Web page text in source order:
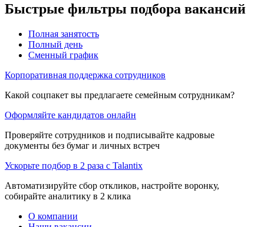
Быстрые фильтры подбора вакансий
Полная занятость
Полный день
Сменный график
Корпоративная поддержка сотрудников
Какой соцпакет вы предлагаете семейным сотрудникам?
Оформляйте кандидатов онлайн
Проверяйте сотрудников и подписывайте кадровые
документы без бумаг и личных встреч
Ускорьте подбор в 2 раза с Talantix
Автоматизируйте сбор откликов, настройте воронку,
собирайте аналитику в 2 клика
О компании